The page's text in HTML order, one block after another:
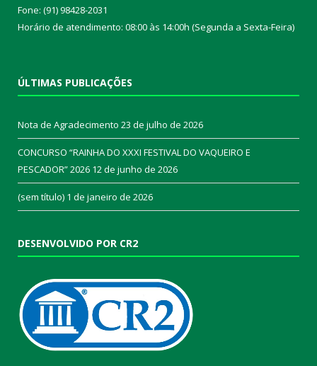
Fone: (91) 98428-2031
Horário de atendimento: 08:00 às 14:00h (Segunda a Sexta-Feira)
ÚLTIMAS PUBLICAÇÕES
Nota de Agradecimento 23 de julho de 2026
CONCURSO “RAINHA DO XXXI FESTIVAL DO VAQUEIRO E
PESCADOR” 2026 12 de junho de 2026
(sem título) 1 de janeiro de 2026
DESENVOLVIDO POR CR2